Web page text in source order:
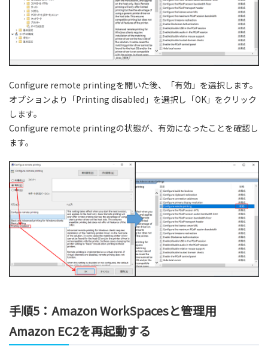
Configure remote printingを開いた後、「有効」を選択します。
オプションより「Printing disabled」を選択し「OK」をクリック
します。
Configure remote printingの状態が、有効になったことを確認し
ます。
手順5：Amazon WorkSpacesと管理用
Amazon EC2を再起動する